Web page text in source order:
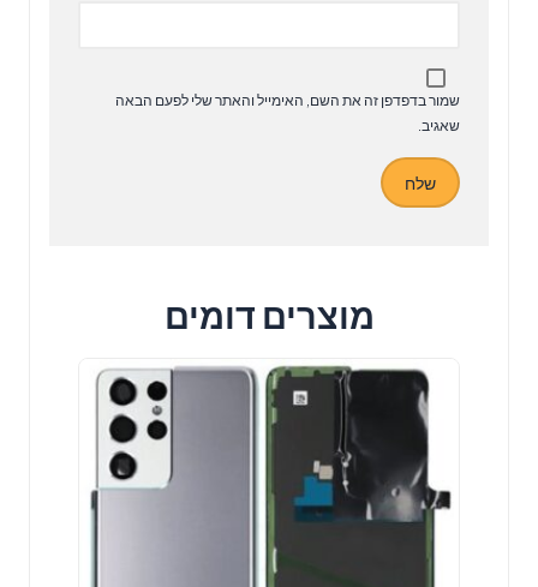
שמור בדפדפן זה את השם, האימייל והאתר שלי לפעם הבאה
שאגיב.
מוצרים דומים